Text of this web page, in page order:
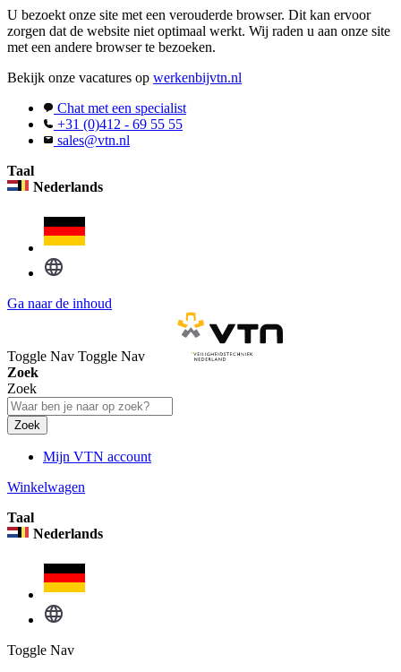
U bezoekt onze site met een verouderde browser. Dit kan ervoor
zorgen dat de website niet optimaal werkt. Wij raden u aan onze site
met een andere browser te bezoeken.
Bekijk onze vacatures op werkenbijvtn.nl
Chat met een specialist
+31 (0)412 - 69 55 55
sales@vtn.nl
Taal
Nederlands
Ga naar de inhoud
Toggle Nav Toggle Nav
Zoek
Zoek
Zoek
Mijn VTN account
Winkelwagen
Taal
Nederlands
Toggle Nav